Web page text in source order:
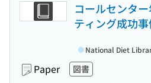
コールセンタ
ティング成功
Paper 図書
National Diet